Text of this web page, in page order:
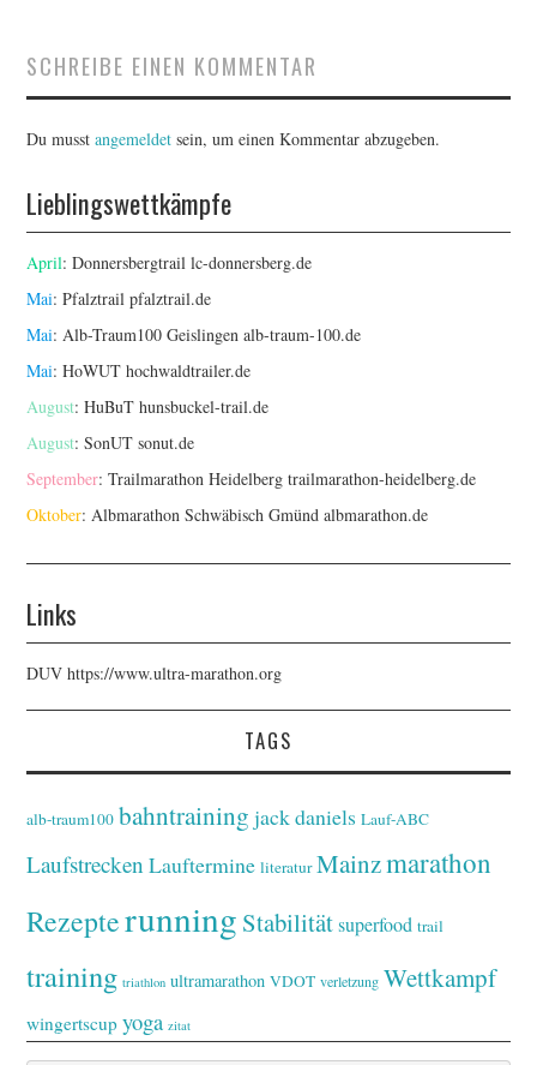
SCHREIBE EINEN KOMMENTAR
Du musstangemeldet sein, um einen Kommentar abzugeben.
Lieblingswettkämpfe
April: Donnersbergtraillc-donnersberg.de
Mai: Pfalztrailpfalztrail.de
Mai: Alb-Traum100 Geislingenalb-traum-100.de
Mai: HoWUThochwaldtrailer.de
August: HuBuThunsbuckel-trail.de
August: SonUTsonut.de
September: Trailmarathon Heidelbergtrailmarathon-heidelberg.de
Oktober: Albmarathon Schwäbisch Gmündalbmarathon.de
Links
DUVhttps://www.ultra-marathon.org
TAGS
alb-traum100 bahntraining jack daniels Lauf-ABC
Laufstrecken Lauftermine literatur Mainzmarathon
Rezepterunning Stabilität superfood trail
training triathlon ultramarathon VDOT verletzung Wettkampf
wingertscup yoga zitat